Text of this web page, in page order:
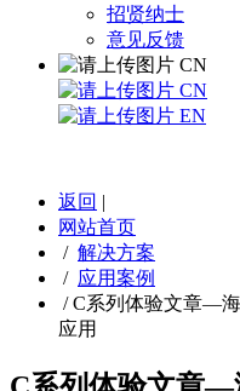
招贤纳士
意见反馈
CN
CN
EN
返回 |
网站首页
/ 解决方案
/ 应用案例
/C系列体验文章—
应用